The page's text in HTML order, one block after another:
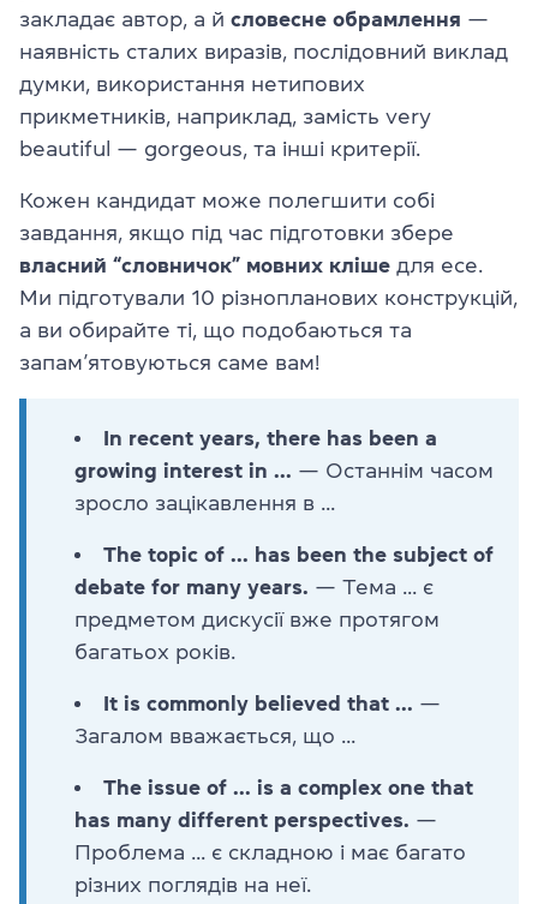
закладає автор, а й словесне обрамлення —
наявність сталих виразів, послідовний виклад
думки, використання нетипових
прикметників, наприклад, замість very
beautiful — gorgeous, та інші критерії.
Кожен кандидат може полегшити собі
завдання, якщо під час підготовки збере
власний “словничок” мовних кліше для есе.
Ми підготували 10 різнопланових конструкцій,
а ви обирайте ті, що подобаються та
запам’ятовуються саме вам!
In recent years, there has been a
growing interest in ... — Останнім часом
зросло зацікавлення в ...
The topic of ... has been the subject of
debate for many years. — Тема ... є
предметом дискусії вже протягом
багатьох років.
It is commonly believed that ... —
Загалом вважається, що ...
The issue of ... is a complex one that
has many different perspectives. —
Проблема ... є складною і має багато
різних поглядів на неї.